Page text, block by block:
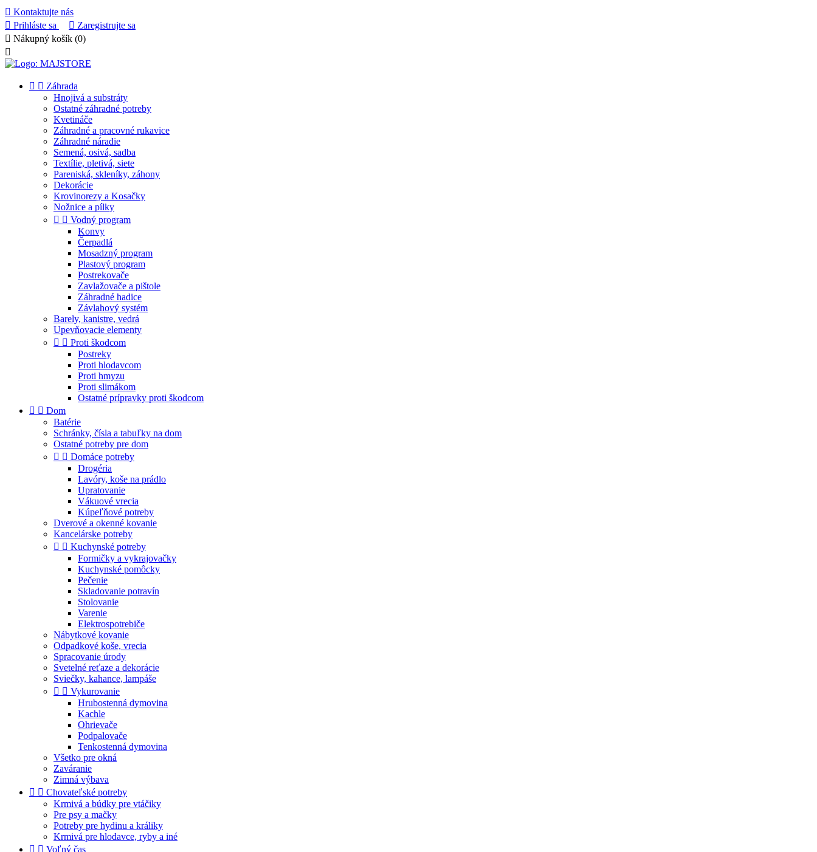
 Kontaktujte nás
 Prihláste sa  Zaregistrujte sa
 Nákupný košík (0)

  Záhrada
Hnojivá a substráty
Ostatné záhradné potreby
Kvetináče
Záhradné a pracovné rukavice
Záhradné náradie
Semená, osivá, sadba
Textílie, pletivá, siete
Pareniská, skleníky, záhony
Dekorácie
Krovinorezy a Kosačky
Nožnice a pílky
  Vodný program
Konvy
Čerpadlá
Mosadzný program
Plastový program
Postrekovače
Zavlažovače a pištole
Záhradné hadice
Závlahový systém
Barely, kanistre, vedrá
Upevňovacie elementy
  Proti škodcom
Postreky
Proti hlodavcom
Proti hmyzu
Proti slimákom
Ostatné prípravky proti škodcom
  Dom
Batérie
Schránky, čísla a tabuľky na dom
Ostatné potreby pre dom
  Domáce potreby
Drogéria
Lavóry, koše na prádlo
Upratovanie
Vákuové vrecia
Kúpeľňové potreby
Dverové a okenné kovanie
Kancelárske potreby
  Kuchynské potreby
Formičky a vykrajovačky
Kuchynské pomôcky
Pečenie
Skladovanie potravín
Stolovanie
Varenie
Elektrospotrebiče
Nábytkové kovanie
Odpadkové koše, vrecia
Spracovanie úrody
Svetelné reťaze a dekorácie
Sviečky, kahance, lampáše
  Vykurovanie
Hrubostenná dymovina
Kachle
Ohrievače
Podpalovače
Tenkostenná dymovina
Všetko pre okná
Zaváranie
Zimná výbava
  Chovateľské potreby
Krmivá a búdky pre vtáčiky
Pre psy a mačky
Potreby pre hydinu a králiky
Krmivá pre hlodavce, ryby a iné
  Voľný čas